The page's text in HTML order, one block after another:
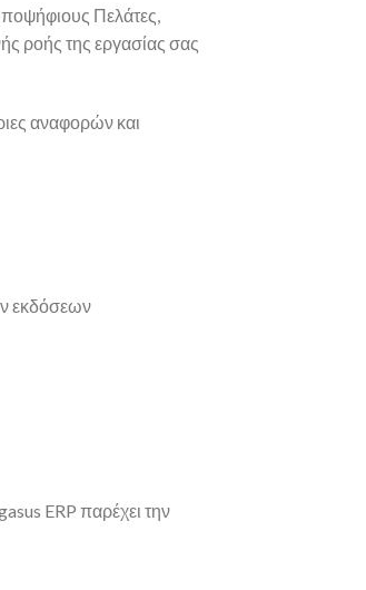
Πελάτες,
ροής της εργασίας σας
αναφορών και
εκδόσεων
ERP παρέχει την